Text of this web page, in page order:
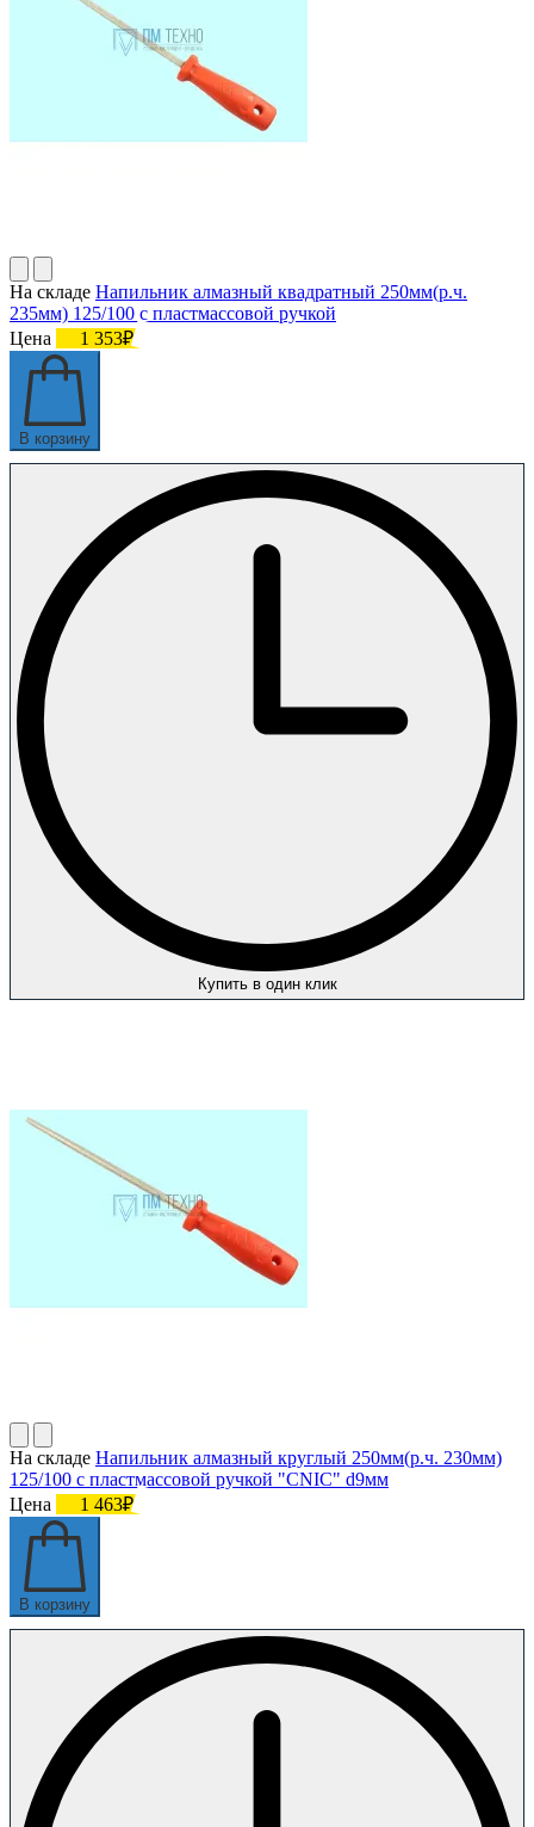
На складе Напильник алмазный квадратный 250мм(р.ч.
235мм) 125/100 с пластмассовой ручкой
Цена
1 353₽
В корзину
Купить в один клик
На складе Напильник алмазный круглый 250мм(р.ч. 230мм)
125/100 с пластмассовой ручкой "CNIC" d9мм
Цена
1 463₽
В корзину